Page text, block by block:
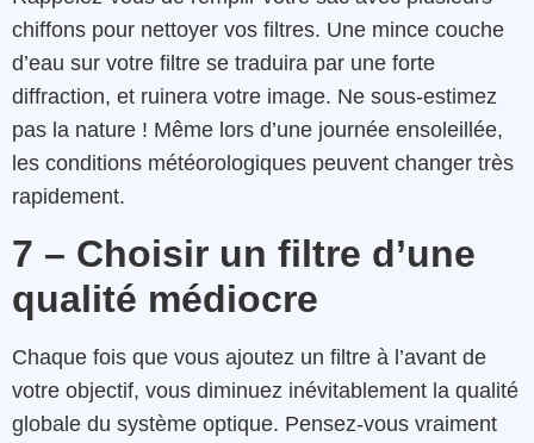
chiffons pour nettoyer vos filtres. Une mince couche
d’eau sur votre filtre se traduira par une forte
diffraction, et ruinera votre image. Ne sous-estimez
pas la nature ! Même lors d’une journée ensoleillée,
les conditions météorologiques peuvent changer très
rapidement.
7 – Choisir un filtre d’une
qualité médiocre
Chaque fois que vous ajoutez un filtre à l’avant de
votre objectif, vous diminuez inévitablement la qualité
globale du système optique. Pensez-vous vraiment